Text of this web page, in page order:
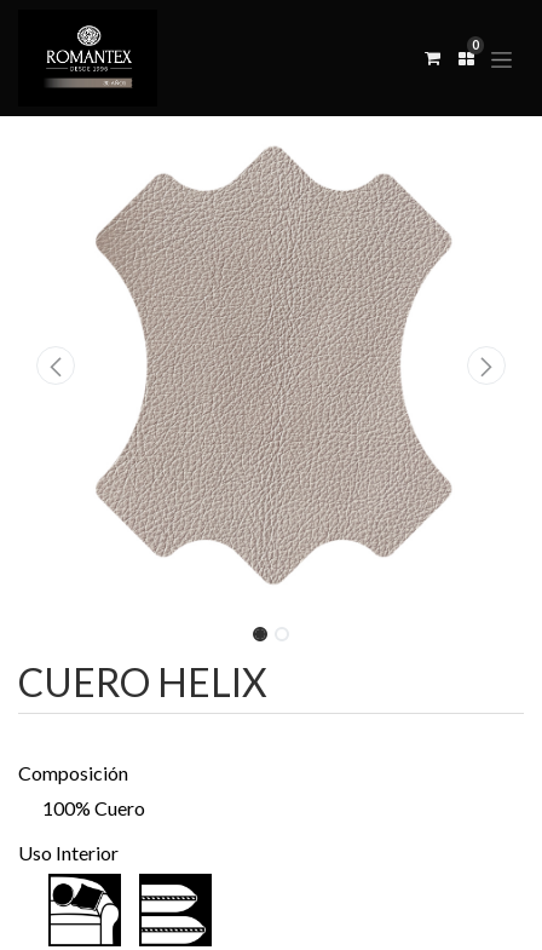
0
CUERO HELIX
Composición
100% Cuero
Uso Interior